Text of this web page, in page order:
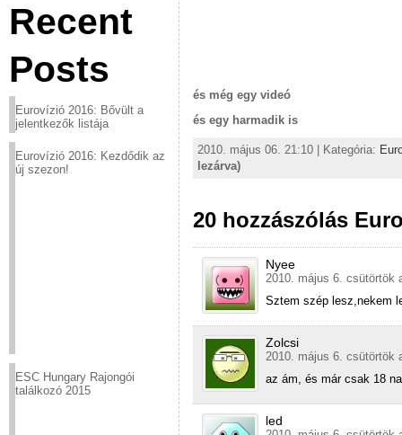
Recent
Posts
Eurovízió 2016: Bővült a
jelentkezők listája
Eurovízió 2016: Kezdődik az
új szezon!
ESC Hungary Rajongói
találkozó 2015
és még egy videó
és egy harmadik is
2010. május 06. 21:10 | Kategória:
lezárva)
20 hozzászólás
Nyee
2010. május 6. csütörtök
Sztem szép lesz,nekem
Zolcsi
2010. május 6. csütörtök
az ám, és már csak 18
led